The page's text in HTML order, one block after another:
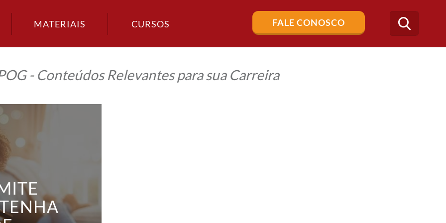
MATERIAIS CURSOS FALE CONOSCO
Buscar
no
blog
- Conteúdos Relevantes para sua Carreira